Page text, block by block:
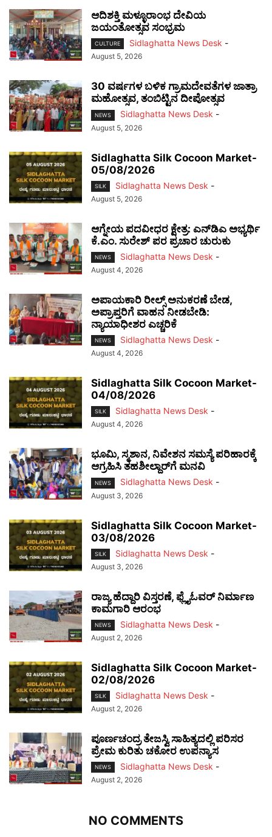
ಆದಿಶಕ್ತಿ ಮಳ್ಳೂರಾಂಭ ದೇವಿಯ
ಜಯಂತೋತ್ಸವ ಸಂಭ್ರಮ
CULTURE Sidlaghatta News Desk -
August 5, 2026
30 ವರ್ಷಗಳ ಬಳಿಕ ಗ್ರಾಮದೇವತೆಗಳ ಜಾತ್ರಾ
ಮಹೋತ್ಸವ, ತಂಬಿಟ್ಟಿನ ದೀಪೋತ್ಸವ
NEWS Sidlaghatta News Desk -
August 5, 2026
Sidlaghatta Silk Cocoon Market-
05/08/2026
SILK Sidlaghatta News Desk -
August 5, 2026
ಆಗ್ನೇಯ ಪದವೀಧರ ಕ್ಷೇತ್ರ: ಎನ್‌ಡಿಎ ಅಭ್ಯರ್ಥಿ
ಕೆ.ಎಂ. ಸುರೇಶ್ ಪರ ಪ್ರಚಾರ ಚುರುಕು
NEWS Sidlaghatta News Desk -
August 4, 2026
ಅಪಾಯಕಾರಿ ರೀಲ್ಸ್ ಅನುಕರಣೆ ಬೇಡ,
ಅಪ್ರಾಪ್ತರಿಗೆ ವಾಹನ ನೀಡಬೇಡಿ:
ನ್ಯಾಯಾಧೀಶರ ಎಚ್ಚರಿಕೆ
NEWS Sidlaghatta News Desk -
August 4, 2026
Sidlaghatta Silk Cocoon Market-
04/08/2026
SILK Sidlaghatta News Desk -
August 4, 2026
ಭೂಮಿ, ಸ್ಮಶಾನ, ನಿವೇಶನ ಸಮಸ್ಯೆ ಪರಿಹಾರಕ್ಕೆ
ಆಗ್ರಹಿಸಿ ತಹಶೀಲ್ದಾರ್‌ಗೆ ಮನವಿ
NEWS Sidlaghatta News Desk -
August 3, 2026
Sidlaghatta Silk Cocoon Market-
03/08/2026
SILK Sidlaghatta News Desk -
August 3, 2026
ರಾಜ್ಯ ಹೆದ್ದಾರಿ ವಿಸ್ತರಣೆ, ಫ್ಲೈಓವರ್ ನಿರ್ಮಾಣ
ಕಾಮಗಾರಿ ಆರಂಭ
NEWS Sidlaghatta News Desk -
August 2, 2026
Sidlaghatta Silk Cocoon Market-
02/08/2026
SILK Sidlaghatta News Desk -
August 2, 2026
ಪೂರ್ಣಚಂದ್ರ ತೇಜಸ್ವಿ ಸಾಹಿತ್ಯದಲ್ಲಿ ಪರಿಸರ
ಪ್ರೇಮ ಕುರಿತು ಚಕೋರ ಉಪನ್ಯಾಸ
NEWS Sidlaghatta News Desk -
August 2, 2026
NO COMMENTS